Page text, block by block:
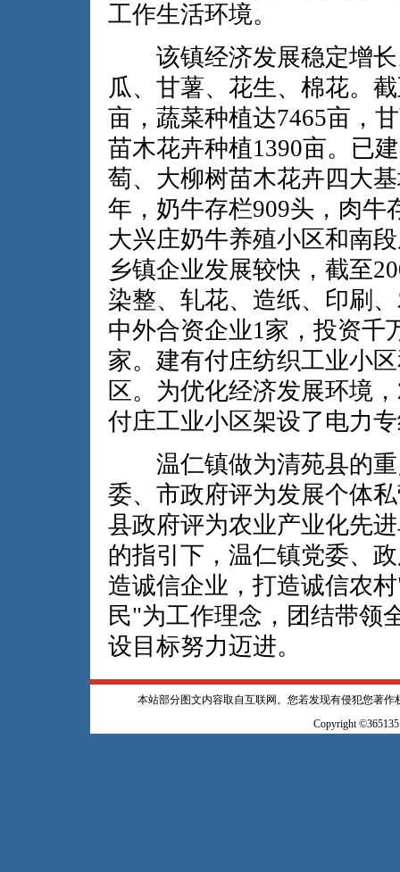
工作生活环境。
该镇经济发展稳定增长
瓜、甘薯、花生、棉花。
亩，蔬菜种植达7465亩，
苗木花卉种植1390亩。已
萄、大柳树苗木花卉四大
年，奶牛存栏909头，肉牛
大兴庄奶牛养殖小区和南
乡镇企业发展较快，截至
染整、轧花、造纸、印刷
中外合资企业1家，投资千
家。建有付庄纺织工业小
区。为优化经济发展环境
付庄工业小区架设了电力
温仁镇做为清苑县的重
委、市政府评为发展个体
县政府评为农业产业化先
的指引下，温仁镇党委、
造诚信企业，打造诚信农
民"为工作理念，团结带领
设目标努力迈进。
本站部分图文内容取自互联网。您若发现有侵犯您著
Copyright